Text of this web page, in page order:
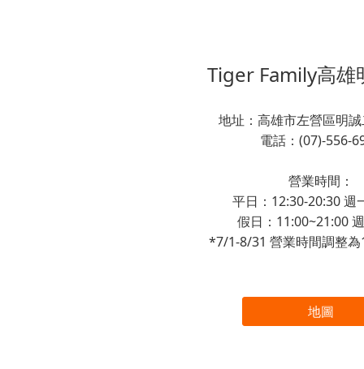
Tiger Family高雄
地址：高雄市左營區明
電話：(07)-556-
營業時間：
平日：12:30-20:30 週
假日：11:00~21:00
*7/1-8/31 營業時間調整
地圖